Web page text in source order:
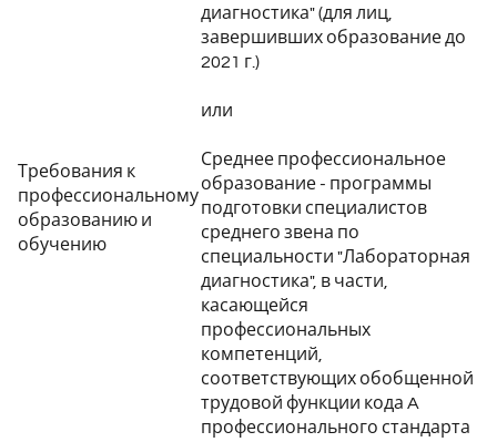
Требования к
профессиональному
образованию и
обучению
диагностика" (для лиц,
завершивших образование до
2021 г.)
или
Среднее профессиональное
образование - программы
подготовки специалистов
среднего звена по
специальности "Лабораторная
диагностика", в части,
касающейся
профессиональных
компетенций,
соответствующих обобщенной
трудовой функции кода A
профессионального стандарта